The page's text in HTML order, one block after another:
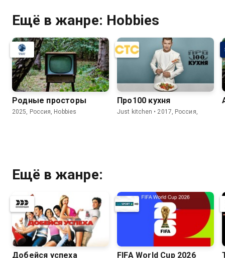
Ещё в жанре: Hobbies
Pодные просторы
2025, Россия, Hobbies
Про100 кухня
Just kitchen • 2017, Россия,
Ещё в жанре:
Добейся успеха FIFA World Cup 2026